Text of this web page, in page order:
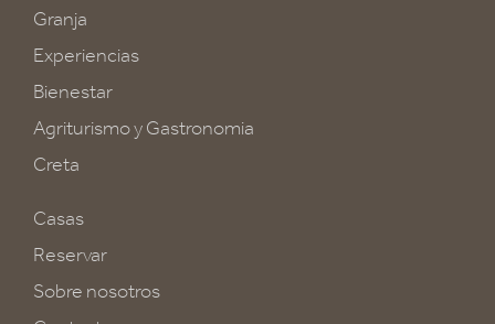
Casas
Reservar
Sobre nosotros
Granja
Experiencias
Bienestar
Agriturismo y Gastronomia
Creta